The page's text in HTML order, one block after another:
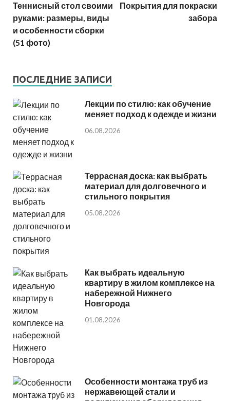
Теннисный стол своими
руками: размеры, виды
и особенности сборки
(51 фото)
Покрытия для покраски
забора
ПОСЛЕДНИЕ ЗАПИСИ
Лекции по стилю: как обучение
меняет подход к одежде и жизни
06.08.2026
Террасная доска: как выбрать
материал для долговечного и
стильного покрытия
05.08.2026
Как выбрать идеальную
квартиру в жилом комплексе на
набережной Нижнего
Новгорода
01.08.2026
Особенности монтажа труб из
нержавеющей стали и